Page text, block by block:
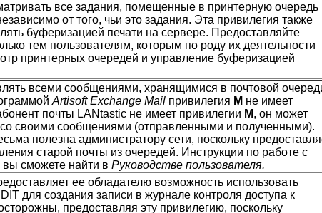
все задания, помещенные в принтерную очередь
от того, чьи это задания. Эта привилегия также
буферизацией печати на сервере. Предоставляйте
тем пользователям, которым по роду их деятельности
принтерных очередей и управление буферизацией
всеми сообщениями, хранящимися в почтовой
Artisoft Exchange Mail привилегия M не имеет
почты LANtastic не имеет привилегии M, он может
со своими сообщениями (отправленными и полученными).
полезна администратору сети, поскольку
старой почты из очередей. Инструкции по работе с
вы сможете найти в Руководстве пользователя.
ее обладателю возможность использовать
для создания записи в журнале контроля доступа к
предоставляя эту привилегию, поскольку